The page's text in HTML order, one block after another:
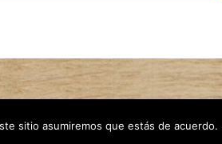
sitio asumiremos que estás de acuerdo.